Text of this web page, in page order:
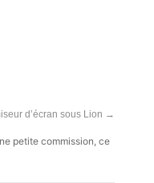
d’écran sous Lion →
petite commission, ce